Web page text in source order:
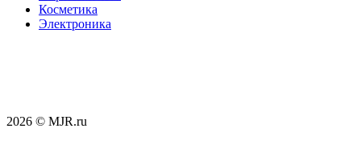
Косметика
Электроника
2026 © MJR.ru